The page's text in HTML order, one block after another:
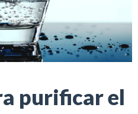
purificar el